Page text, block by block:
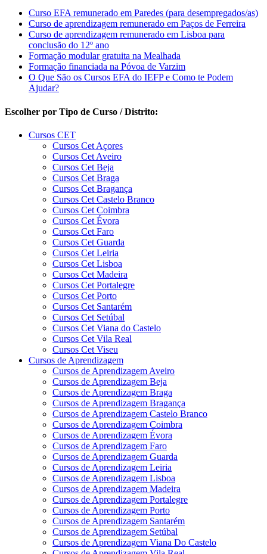
Curso EFA remunerado em Paredes (para desempregados/as)
Curso de aprendizagem remunerado em Paços de Ferreira
Curso de aprendizagem remunerado em Lisboa para
conclusão do 12º ano
Formação modular gratuita na Mealhada
Formação financiada na Póvoa de Varzim
O Que São os Cursos EFA do IEFP e Como te Podem
Ajudar?
Escolher por Tipo de Curso / Distrito:
Cursos CET
Cursos Cet Açores
Cursos Cet Aveiro
Cursos Cet Beja
Cursos Cet Braga
Cursos Cet Bragança
Cursos Cet Castelo Branco
Cursos Cet Coimbra
Cursos Cet Évora
Cursos Cet Faro
Cursos Cet Guarda
Cursos Cet Leiria
Cursos Cet Lisboa
Cursos Cet Madeira
Cursos Cet Portalegre
Cursos Cet Porto
Cursos Cet Santarém
Cursos Cet Setúbal
Cursos Cet Viana do Castelo
Cursos Cet Vila Real
Cursos Cet Viseu
Cursos de Aprendizagem
Cursos de Aprendizagem Aveiro
Cursos de Aprendizagem Beja
Cursos de Aprendizagem Braga
Cursos de Aprendizagem Bragança
Cursos de Aprendizagem Castelo Branco
Cursos de Aprendizagem Coimbra
Cursos de Aprendizagem Évora
Cursos de Aprendizagem Faro
Cursos de Aprendizagem Guarda
Cursos de Aprendizagem Leiria
Cursos de Aprendizagem Lisboa
Cursos de Aprendizagem Madeira
Cursos de Aprendizagem Portalegre
Cursos de Aprendizagem Porto
Cursos de Aprendizagem Santarém
Cursos de Aprendizagem Setúbal
Cursos de Aprendizagem Viana Do Castelo